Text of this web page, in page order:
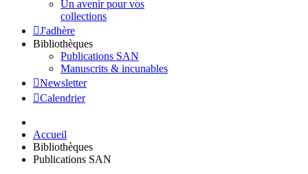
Un avenir pour vos
collections
J'adhère
Bibliothèques
Publications SAN
Manuscrits & incunables
Newsletter
Calendrier
Accueil
Bibliothèques
Publications SAN